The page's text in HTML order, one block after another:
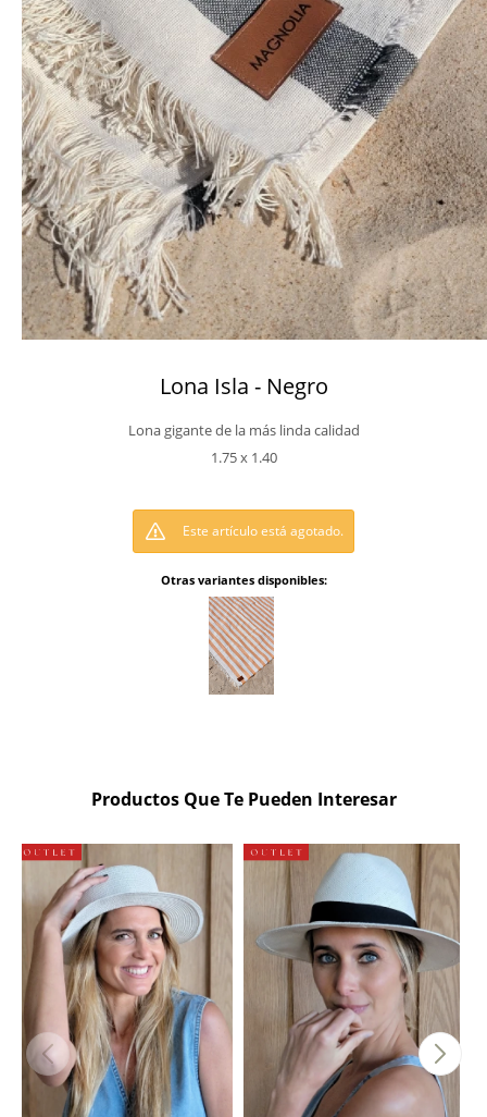
Lona Isla - Negro
Lona gigante de la más linda calidad
1.75 x 1.40
Este artículo está agotado.
Otras variantes disponibles:
Productos Que Te Pueden Interesar